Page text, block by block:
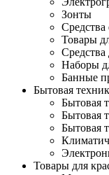
Зонты
Средства
Товары
Средства
Наборы
Банные
Бытовая
Бытовая
Бытовая
Бытовая
Товары для